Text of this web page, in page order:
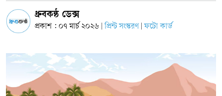
ধ্রুবকন্ঠ ডেক্স
প্রকাশ : ০৭ মার্চ ২০২৬ প্রিন্ট সংস্করণ ফটো কার্ড